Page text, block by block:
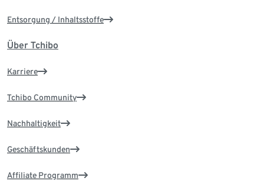
Entsorgung / Inhaltsstoffe
Über Tchibo
Karriere
Tchibo Community
Nachhaltigkeit
Geschäftskunden
Affiliate Programm